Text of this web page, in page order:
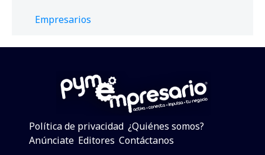
Empresarios
Política de privacidad ¿Quiénes somos?
Anúnciate Editores Contáctanos